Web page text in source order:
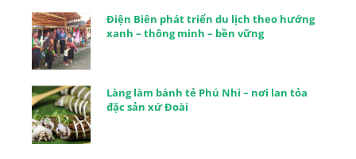
Điện Biên phát triển du lịch theo hướng
xanh – thông minh – bền vững
Làng làm bánh tẻ Phú Nhi – nơi lan tỏa
đặc sản xứ Đoài